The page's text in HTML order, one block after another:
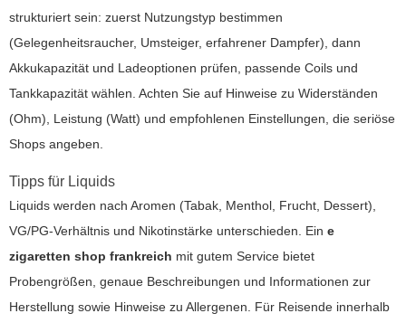
strukturiert sein: zuerst Nutzungstyp bestimmen
(Gelegenheitsraucher, Umsteiger, erfahrener Dampfer), dann
Akkukapazität und Ladeoptionen prüfen, passende Coils und
Tankkapazität wählen. Achten Sie auf Hinweise zu Widerständen
(Ohm), Leistung (Watt) und empfohlenen Einstellungen, die seriöse
Shops angeben.
Tipps für Liquids
Liquids werden nach Aromen (Tabak, Menthol, Frucht, Dessert),
VG/PG-Verhältnis und Nikotinstärke unterschieden. Ein e
zigaretten shop frankreich mit gutem Service bietet
Probengrößen, genaue Beschreibungen und Informationen zur
Herstellung sowie Hinweise zu Allergenen. Für Reisende innerhalb